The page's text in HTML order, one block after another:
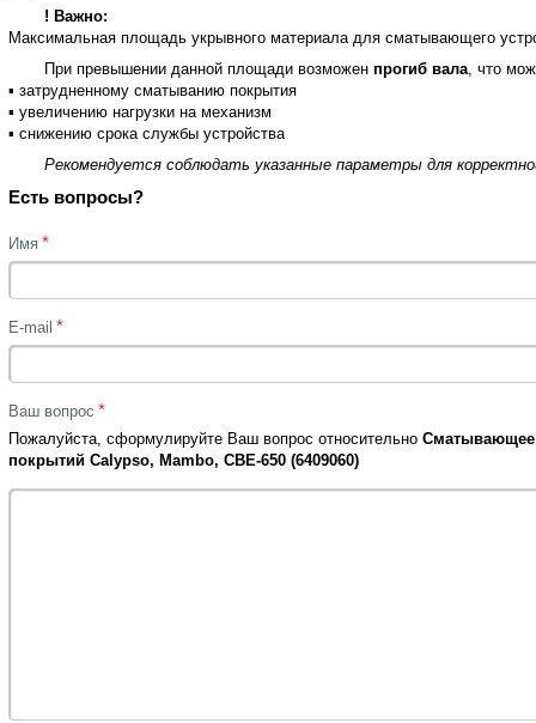
! Важно:
Максимальная площадь укрывного материала для сматывающего
При превышении данной площади возможен прогиб вала, что
▪ затрудненному сматыванию покрытия
▪ увеличению нагрузки на механизм
▪ снижению срока службы устройства
Рекомендуется соблюдать указанные параметры для
Есть вопросы?
Имя *
E-mail *
Ваш вопрос *
Пожалуйста, сформулируйте Ваш вопрос относительно Сматывающее
покрытий Calypso, Mambo, CBE-650 (6409060)